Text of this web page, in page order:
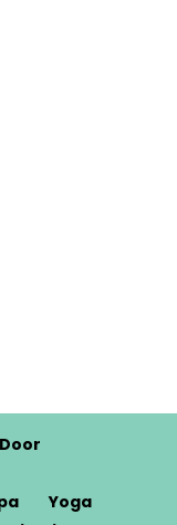
Yoga